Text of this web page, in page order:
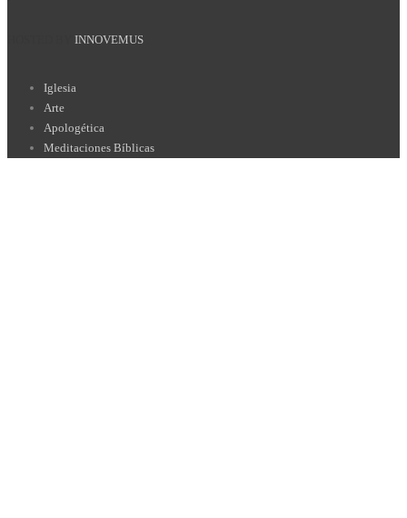
INNOVEMUS
Iglesia
Arte
Apologética
Meditaciones Bíblicas